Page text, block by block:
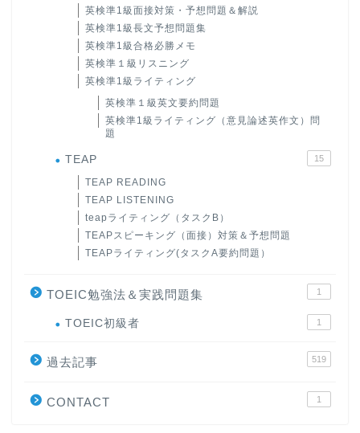
英検準1級面接対策・予想問題＆解説
英検準1級長文予想問題集
英検準1級合格必勝メモ
英検準１級リスニング
英検準1級ライティング
英検準１級英文要約問題
英検準1級ライティング（意見論述英作文）問
題
TEAP 15
TEAP READING
TEAP LISTENING
teapライティング（タスクB）
TEAPスピーキング（面接）対策＆予想問題
TEAPライティング(タスクA要約問題）
TOEIC勉強法＆実践問題集 1
TOEIC初級者 1
過去記事 519
CONTACT 1